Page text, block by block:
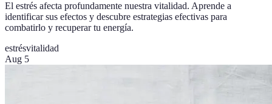
El estrés afecta profundamente nuestra vitalidad. Aprende a
identificar sus efectos y descubre estrategias efectivas para
combatirlo y recuperar tu energía.
estrésvitalidad
Aug 5